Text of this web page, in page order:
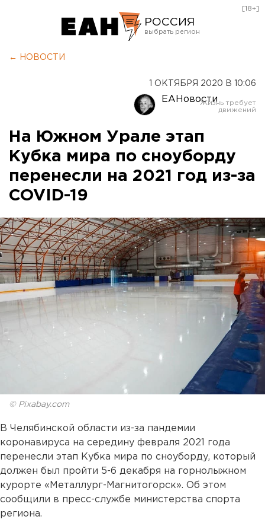
РОССИЯ
Оренбург
[18+]
← НОВОСТИ
1 ОКТЯБРЯ 2020 В 10:06
ЕАНовости
На Южном Урале этап
Кубка мира по сноуборду
перенесли на 2021 год из-за
COVID-19
© Pixabay.com
В Челябинской области из-за пандемии
коронавируса на середину февраля 2021 года
перенесли этап Кубка мира по сноуборду, который
должен был пройти 5-6 декабря на горнолыжном
курорте «Металлург-Магнитогорск». Об этом
сообщили в пресс-службе министерства спорта
региона.